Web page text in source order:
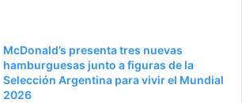
McDonald’s presenta tres nuevas
hamburguesas junto a figuras de la
Selección Argentina para vivir el Mundial
2026